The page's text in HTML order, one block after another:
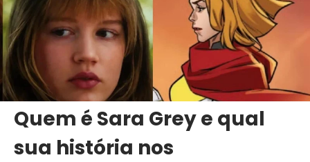
Quem é Sara Grey e qual
sua história nos